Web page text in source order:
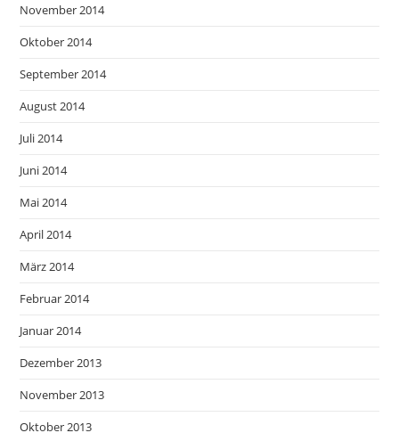
November 2014
Oktober 2014
September 2014
August 2014
Juli 2014
Juni 2014
Mai 2014
April 2014
März 2014
Februar 2014
Januar 2014
Dezember 2013
November 2013
Oktober 2013